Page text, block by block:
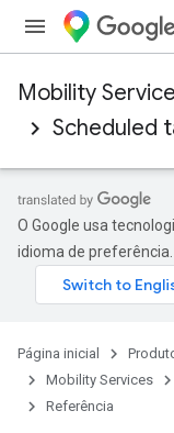
Mobility
Scheduled
O Google usa
idioma de
Página inicial
Mobility Services
Referência